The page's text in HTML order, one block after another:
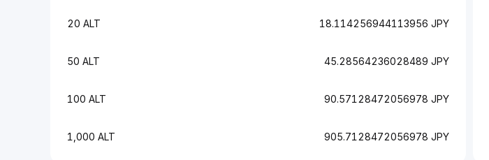
20 ALT 18.114256944113956 JPY
50 ALT 45.28564236028489 JPY
100 ALT 90.57128472056978 JPY
1,000 ALT 905.7128472056978 JPY